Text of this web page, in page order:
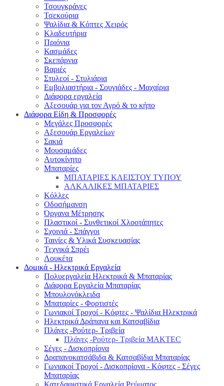
Τσουγκράνες
Τσεκούρια
Ψαλίδια & Κόπτες Χειρός
Κλαδευτήρια
Πριόνια
Κασμάδες
Σκεπάρνια
Βαριές
Στυλεοί - Στυλιάρια
Εμβολιαστήρια - Σουγιάδες - Μαχαίρια
Διάφορα εργαλεία
Αξεσουάρ για τον Αγρό & το κήπο
Διάφορα Είδη & Προσφορές
Μεγάλες Προσφορές
Αξεσουάρ Εργαλείων
Σακιά
Μουσαμάδες
Αυτοκίνητο
Μπαταρίες
ΜΠΑΤΑΡΙΕΣ ΚΛΕΙΣΤΟΥ ΤΥΠΟΥ
ΑΛΚΑΛΙΚΕΣ ΜΠΑΤΑΡΙΕΣ
Κόλλες
Οδοσήμανση
Όργανα Μέτρησης
Πλαστικοί - Συνθετικοί Χλοοτάπητες
Σχοινιά - Σπάγγοι
Ταινίες & Υλικά Συσκευασίας
Τεχνικά Σπρέι
Λουκέτα
Δομικά - Ηλεκτρικά Εργαλεία
Πολυεργαλεία Ηλεκτρικά & Μπαταρίας
Διάφορα Εργαλεία Μπαταρίας
Μπουλονόκλειδα
Μπαταρίες - Φορτιστές
Γωνιακοί Τροχοί - Κόφτες - Ψαλίδια Ηλεκτρικά
Ηλεκτρικά Δράπανα και Κατσαβίδια
Πλάνες -Ρούτερ- Τριβεία
Πλάνες -Ρούτερ- Τριβεία MAKTEC
Σέγες - Δισκοπρίονα
Δραπανοκατσάβιδα & Κατσαβίδια Μπαταρίας
Γωνιακοί Τροχοί - Δισκοπρίονα - Κόφτες - Σέγες
Μπαταρίας
Κατεδαφιστικά Εργαλεία Ρεύματος